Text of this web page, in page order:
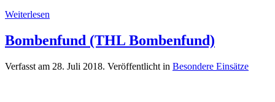
Weiterlesen
Bombenfund (THL Bombenfund)
Verfasst am 28. Juli 2018. Veröffentlicht in Besondere Einsätze